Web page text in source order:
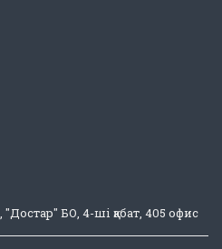
БО, 4-ші қабат, 405 офис